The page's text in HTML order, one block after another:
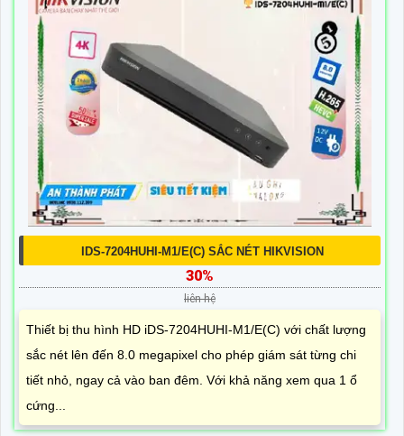
IDS-7204HUHI-M1/E(C) SẮC NÉT HIKVISION
30%
liên hệ
Thiết bị thu hình HD iDS-7204HUHI-M1/E(C) với chất lượng
sắc nét lên đến 8.0 megapixel cho phép giám sát từng chi
tiết nhỏ, ngay cả vào ban đêm. Với khả năng xem qua 1 ổ
cứng...